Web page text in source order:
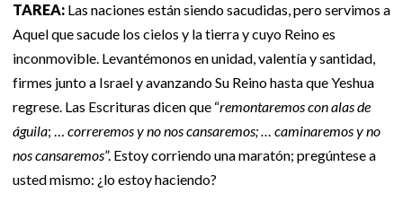
TAREA: Las naciones están siendo sacudidas, pero servimos a
Aquel que sacude los cielos y la tierra y cuyo Reino es
inconmovible. Levantémonos en unidad, valentía y santidad,
firmes junto a Israel y avanzando Su Reino hasta que Yeshua
regrese. Las Escrituras dicen que “remontaremos con alas de
águila; … correremos y no nos cansaremos; … caminaremos y no
nos cansaremos”. Estoy corriendo una maratón; pregúntese a
usted mismo: ¿lo estoy haciendo?